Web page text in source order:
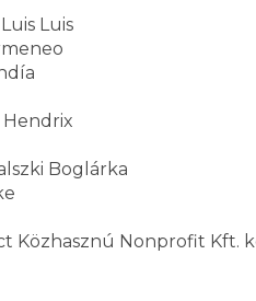
Luis
Hendrix
Boglárka
Közhasznú Nonprofit Kft.